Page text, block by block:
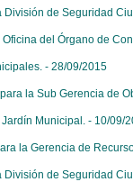
de Seguridad
del Órgano de
- 28/09/2015
la Sub Gerencia de
Municipal. - 10/09/
la Gerencia de
de Seguridad